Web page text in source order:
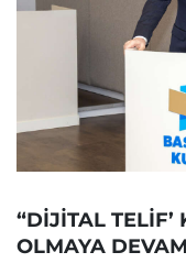
“DİJİTAL TELİF’
OLMAYA